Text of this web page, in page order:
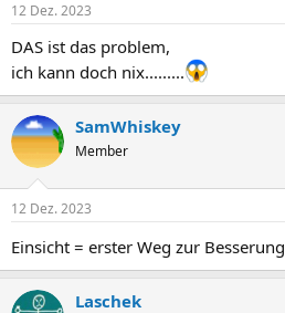
12 Dez. 2023
DAS ist das problem,
ich kann doch nix.........
SamWhiskey
Member
12 Dez. 2023
Einsicht = erster Weg zur Besserung
Laschek